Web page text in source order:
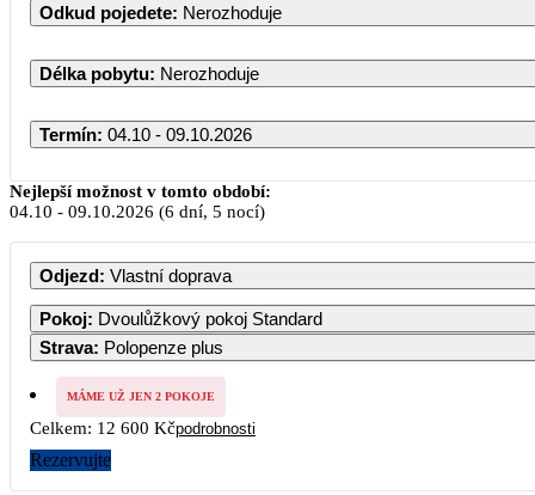
Odkud pojedete: Nerozhoduje
Délka pobytu: Nerozhoduje
Termín: 04.10 - 09.10.2026
Říjen 2026
PO ÚT ST ČT PÁ SO
1 2 3
5 6 7 8 9 10
12
Nejlepší možnost v tomto období:
04.10 - 09.10.2026 (6 dní, 5 nocí)
Odjezd: Vlastní doprava
Pokoj: Dvoulůžkový pokoj Standard
Strava: Polopenze plus
MÁME UŽ JEN 2 POKOJE
Celkem: 12 600 Kčpodrobnosti
Rezervujte